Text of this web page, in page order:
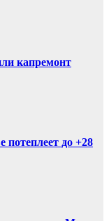
капремонт
до +28